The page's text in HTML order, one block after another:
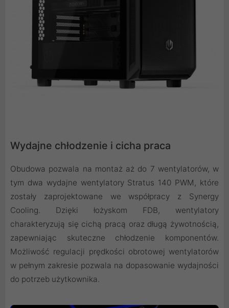
Wydajne chłodzenie i cicha praca
Obudowa pozwala na montaż aż do 7 wentylatorów, w
tym dwa wydajne wentylatory Stratus 140 PWM, które
zostały zaprojektowane we współpracy z Synergy
Cooling. Dzięki łożyskom FDB, wentylatory
charakteryzują się cichą pracą oraz długą żywotnością,
zapewniając skuteczne chłodzenie komponentów.
Możliwość regulacji prędkości obrotowej wentylatorów
w pełnym zakresie pozwala na dopasowanie wydajności
do potrzeb użytkownika.